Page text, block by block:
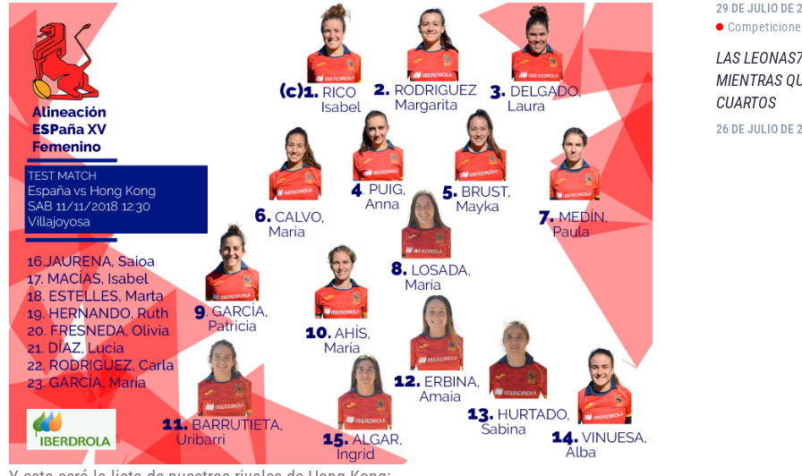
29 DE JULIO DE
LAS
MIENTRAS
CUARTOS
26 DE JULIO DE